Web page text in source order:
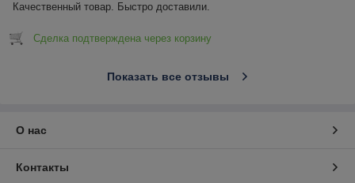
Качественный товар. Быстро доставили.
Сделка подтверждена через корзину
Показать все отзывы
О нас
Контакты